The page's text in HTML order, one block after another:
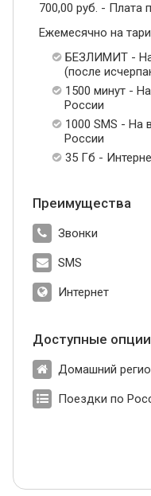
700,00 руб. - Плата
Ежемесячно на
БЕЗЛИМИТ -
(после
1500 минут -
России
1000 SMS - На
России
35 Гб -
Преимущества
Звонки
SMS
Интернет
Доступные опции
Домашний
Поездки по